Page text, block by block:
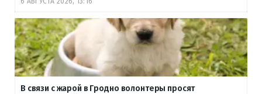
В связи с жарой в Гродно волонтеры просят